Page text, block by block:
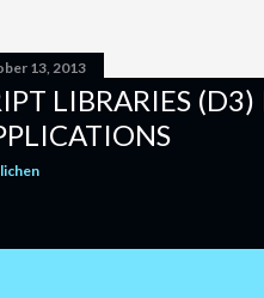
13, 2013
LIBRARIES (D3)